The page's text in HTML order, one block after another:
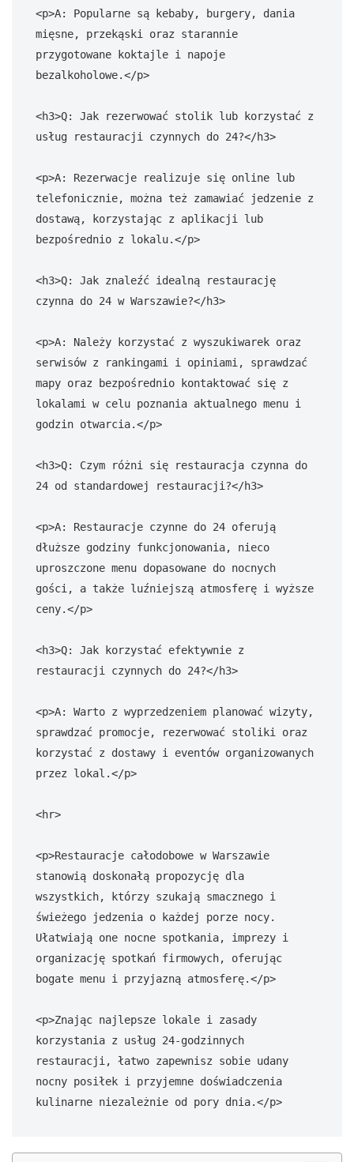
<p>A: Popularne są kebaby, burgery, dania
mięsne, przekąski oraz starannie
przygotowane koktajle i napoje
bezalkoholowe.</p>
<h3>Q: Jak rezerwować stolik lub korzystać z
usług restauracji czynnych do 24?</h3>
<p>A: Rezerwacje realizuje się online lub
telefonicznie, można też zamawiać jedzenie z
dostawą, korzystając z aplikacji lub
bezpośrednio z lokalu.</p>
<h3>Q: Jak znaleźć idealną restaurację
czynna do 24 w Warszawie?</h3>
<p>A: Należy korzystać z wyszukiwarek oraz
serwisów z rankingami i opiniami, sprawdzać
mapy oraz bezpośrednio kontaktować się z
lokalami w celu poznania aktualnego menu i
godzin otwarcia.</p>
<h3>Q: Czym różni się restauracja czynna do
24 od standardowej restauracji?</h3>
<p>A: Restauracje czynne do 24 oferują
dłuższe godziny funkcjonowania, nieco
uproszczone menu dopasowane do nocnych
gości, a także luźniejszą atmosferę i wyższe
ceny.</p>
<h3>Q: Jak korzystać efektywnie z
restauracji czynnych do 24?</h3>
<p>A: Warto z wyprzedzeniem planować wizyty,
sprawdzać promocje, rezerwować stoliki oraz
korzystać z dostawy i eventów organizowanych
przez lokal.</p>
<hr>
<p>Restauracje całodobowe w Warszawie
stanowią doskonałą propozycję dla
wszystkich, którzy szukają smacznego i
świeżego jedzenia o każdej porze nocy.
Ułatwiają one nocne spotkania, imprezy i
organizację spotkań firmowych, oferując
bogate menu i przyjazną atmosferę.</p>
<p>Znając najlepsze lokale i zasady
korzystania z usług 24-godzinnych
restauracji, łatwo zapewnisz sobie udany
nocny posiłek i przyjemne doświadczenia